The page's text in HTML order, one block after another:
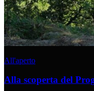
All'aperto
Alla scoperta del